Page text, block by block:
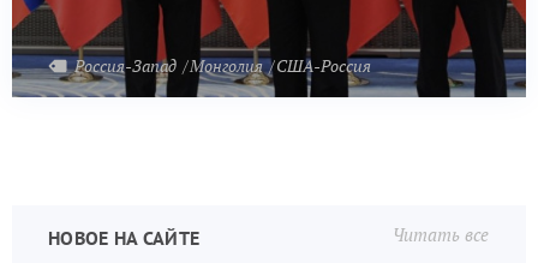
Россия-Запад Монголия США-Россия
Читать все
НОВОЕ НА САЙТЕ